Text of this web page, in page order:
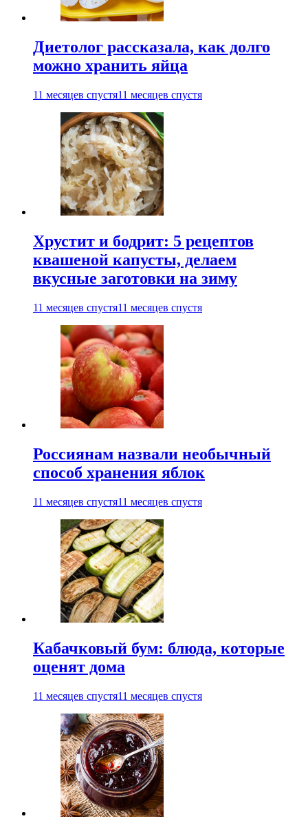
Диетолог рассказала, как долго
можно хранить яйца
11 месяцев спустя11 месяцев спустя
Хрустит и бодрит: 5 рецептов
квашеной капусты, делаем
вкусные заготовки на зиму
11 месяцев спустя11 месяцев спустя
Россиянам назвали необычный
способ хранения яблок
11 месяцев спустя11 месяцев спустя
Кабачковый бум: блюда, которые
оценят дома
11 месяцев спустя11 месяцев спустя